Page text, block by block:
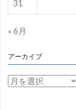
31
« 6月
アーカイブ
ア